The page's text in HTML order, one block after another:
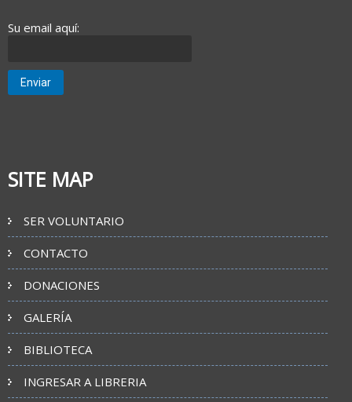
Su email aquí:
SITE MAP
SER VOLUNTARIO
CONTACTO
DONACIONES
GALERÍA
BIBLIOTECA
INGRESAR A LIBRERIA